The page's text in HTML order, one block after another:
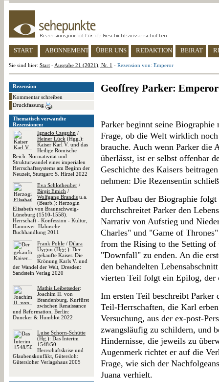
START ABONNEMENT ÜBER UNS REDAKTION BEIRAT
Sie sind hier: Start - Ausgabe 21 (2021), Nr. 1 - Rezension von: Emperor
Rezension
Kommentar schreiben
Druckfassung
Thematisch verwandte
Rezensionen:
Ignacio Czeguhn /
Heiner Lück (Hgg.):
Kaiser Karl V. und das
Heilige Römische
Reich. Normativität und
Strukturwandel eines imperialen
Herrschaftssystems am Beginn der
Neuzeit, Stuttgart: S. Hirzel 2022
Eva Schlotheuber /
Birgit Emich /
Wolfgang Brandis u.a.
(Bearb.): Herzogin
Elisabeth von Braunschweig-
Lüneburg (1510-1558).
Herrschaft - Konfession - Kultur,
Hannover: Hahnsche
Buchhandlung 2011
Frank Pohle / Dilara
Uygun (Hgg.): Der
gekaufte Kaiser. Die
Krönung Karls V. und
der Wandel der Welt, Dresden:
Sandstein Verlag 2020
Mathis Leibetseder:
Joachim II. von
Brandenburg. Kurfürst
zwischen Renaissance
und Reformation, Berlin:
Duncker & Humblot 2022
Luise Schorn-Schütte
(Hg.): Das Interim
1548/50.
Herrschaftskrise und
Glaubenskonflikt, Gütersloh:
Gütersloher Verlagshaus 2005
Geoffrey Parker: Emperor
Parker beginnt seine
Frage, ob die Welt wirklich
brauche. Auch wenn Parker die
überlässt, ist er selbst offenbar
Geschichte des Kaisers
nehmen: Die Rezensentin
Der Aufbau der Biographie
durchschreitet Parker den
Narrativ von Aufstieg und
Charles" und "Game of
from the Rising to the Setting
"Downfall" zu enden. An die
den behandelten
vierten Teil folgt ein Epilog, der
Im ersten Teil beschreibt Parker
Teil-Herrschaften, die Karl
Versuchung, aus der ex-post-
zwangsläufig zu schildern, und
Hindernisse, die jeweils zu
Augenmerk richtet er auf die
Frage, wie sich der
Juana verhielt.